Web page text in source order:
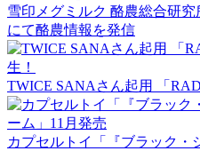
雪印メグミルク 酪農総合研究
にて酪農情報を発信
TWICE SANAさん起用 「
カプセルトイ「『ブラック・